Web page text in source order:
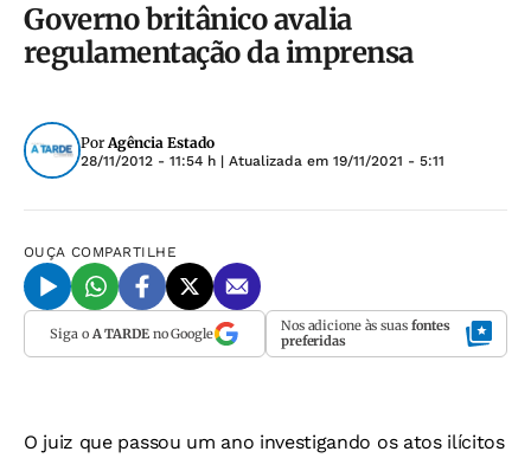
Governo britânico avalia
regulamentação da imprensa
PorAgência Estado
28/11/2012 - 11:54 h | Atualizada em 19/11/2021 - 5:11
OUÇA COMPARTILHE
Siga o A TARDEno Google Nos adicione às suas fontes
preferidas
O juiz que passou um ano investigando os atos ilícitos